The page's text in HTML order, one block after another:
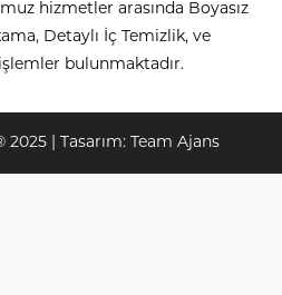
hizmetler arasında Boyasız
Detaylı İç Temizlik, ve
bulunmaktadır.
| Tasarım: Team Ajans